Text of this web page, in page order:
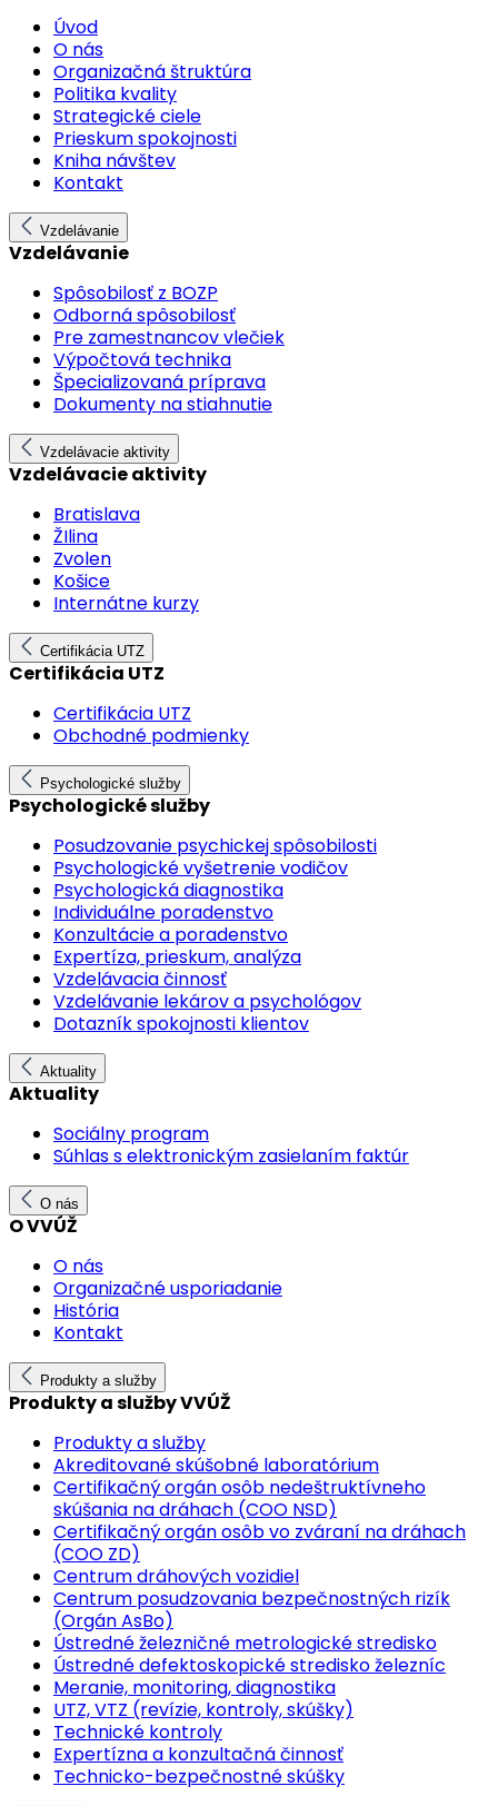
Úvod
O nás
Organizačná štruktúra
Politika kvality
Strategické ciele
Prieskum spokojnosti
Kniha návštev
Kontakt
Vzdelávanie
Vzdelávanie
Spôsobilosť z BOZP
Odborná spôsobilosť
Pre zamestnancov vlečiek
Výpočtová technika
Špecializovaná príprava
Dokumenty na stiahnutie
Vzdelávacie aktivity
Vzdelávacie aktivity
Bratislava
ŽIlina
Zvolen
Košice
Internátne kurzy
Certifikácia UTZ
Certifikácia UTZ
Certifikácia UTZ
Obchodné podmienky
Psychologické služby
Psychologické služby
Posudzovanie psychickej spôsobilosti
Psychologické vyšetrenie vodičov
Psychologická diagnostika
Individuálne poradenstvo
Konzultácie a poradenstvo
Expertíza, prieskum, analýza
Vzdelávacia činnosť
Vzdelávanie lekárov a psychológov
Dotazník spokojnosti klientov
Aktuality
Aktuality
Sociálny program
Súhlas s elektronickým zasielaním faktúr
O nás
O VVÚŽ
O nás
Organizačné usporiadanie
História
Kontakt
Produkty a služby
Produkty a služby VVÚŽ
Produkty a služby
Akreditované skúšobné laboratórium
Certifikačný orgán osôb nedeštruktívneho
skúšania na dráhach (COO NSD)
Certifikačný orgán osôb vo zváraní na dráhach
(COO ZD)
Centrum dráhových vozidiel
Centrum posudzovania bezpečnostných rizík
(Orgán AsBo)
Ústredné železničné metrologické stredisko
Ústredné defektoskopické stredisko železníc
Meranie, monitoring, diagnostika
UTZ, VTZ (revízie, kontroly, skúšky)
Technické kontroly
Expertízna a konzultačná činnosť
Technicko-bezpečnostné skúšky